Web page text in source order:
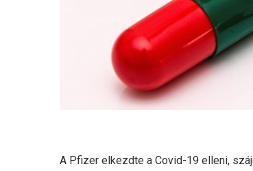
A Pfizer elkezdte a Covid-19 elleni,